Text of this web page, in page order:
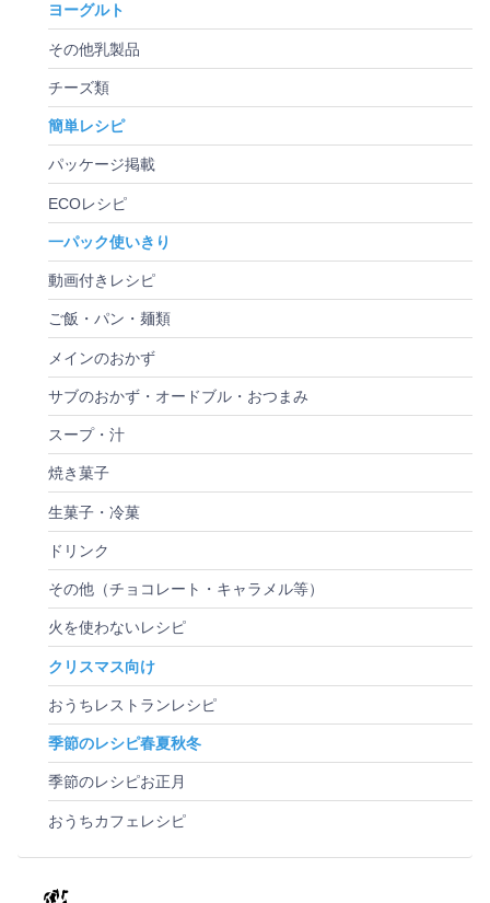
ヨーグルト
その他乳製品
チーズ類
簡単レシピ
パッケージ掲載
ECOレシピ
一パック使いきり
動画付きレシピ
ご飯・パン・麺類
メインのおかず
サブのおかず・オードブル・おつまみ
スープ・汁
焼き菓子
生菓子・冷菓
ドリンク
その他（チョコレート・キャラメル等）
火を使わないレシピ
クリスマス向け
おうちレストランレシピ
季節のレシピ春夏秋冬
季節のレシピお正月
おうちカフェレシピ